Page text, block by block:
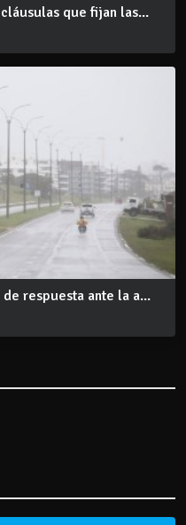
que fijan las...
respuesta ante la a...